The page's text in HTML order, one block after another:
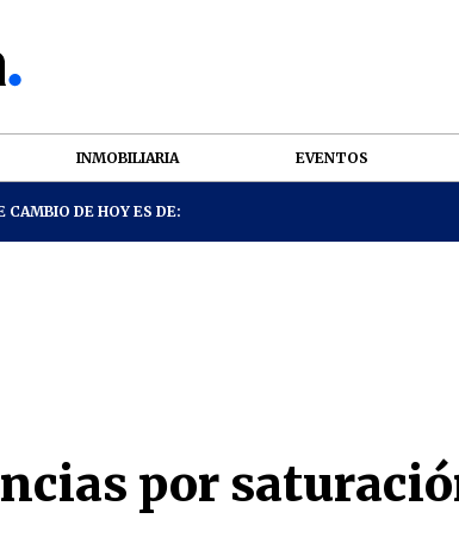
INMOBILIARIA EVENTOS
CAMBIO DE HOY ES DE:
por